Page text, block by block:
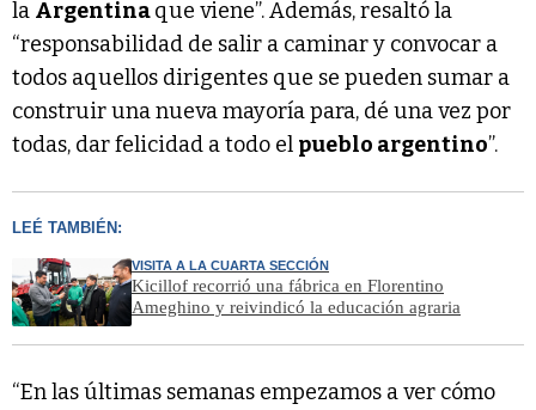
la Argentinaque viene”. Además, resaltó la
“responsabilidad de salir a caminar y convocar a
todos aquellos dirigentes que se pueden sumar a
construir una nueva mayoría para, dé una vez por
todas, dar felicidad a todo el pueblo argentino”.
LEÉ TAMBIÉN:
VISITA A LA CUARTA SECCIÓN
Kicillof recorrió una fábrica en Florentino
Ameghino y reivindicó la educación agraria
“En las últimas semanas empezamos a ver cómo